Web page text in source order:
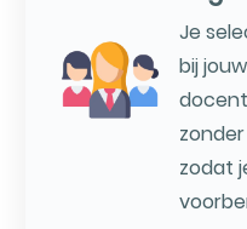
Je
bij
zodat